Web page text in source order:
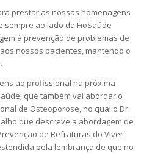
prestar as nossas homenagens
ao lado da FioSaúde
à prevenção de problemas de
nossos pacientes, mantendo o
ao profissional na próxima
que também vai abordar o
de Osteoporose, no qual o Dr.
que descreve a abordagem de
de Refraturas do Viver
pela lembrança de que no